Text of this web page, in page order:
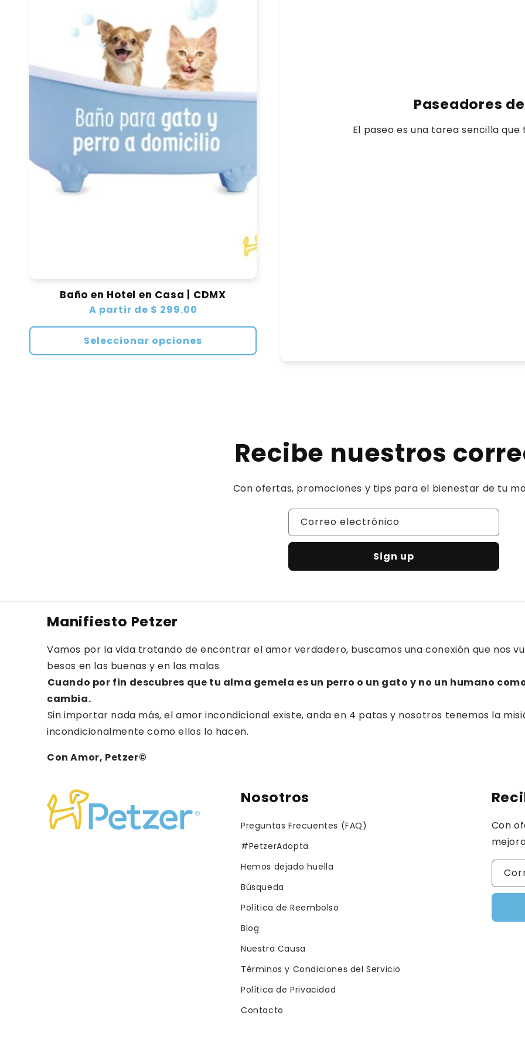
Baño en Hotel en Casa | CDMX
Precio
A partir de $ 299.00
Seleccionar opciones
Paseadores
El paseo es una tarea sencilla
Recibe nuestros
Con ofertas, promociones y tips para el bienestar de tu
Correo electrónico
Sign up
Manifiesto Petzer
Vamos por la vida tratando de encontrar el amor verdadero, buscamos una conexión que nos
besos en las buenas y en las malas.⁠⁠
Cuando por fin descubres que tu alma gemela es un perro o un gato y no un humano
cambia.⁠
⁠Sin importar nada más, el amor incondicional existe, anda en 4 patas y nosotros tenemos la
incondicionalmente como ellos lo hacen.
Con Amor, Petzer©
Nosotros
Preguntas Frecuentes (FAQ)
#PetzerAdopta
Hemos dejado huella
Búsqueda
Política de Reembolso
Blog
Nuestra Causa
Términos y Condiciones del Servicio
Política de Privacidad
Contacto
Con